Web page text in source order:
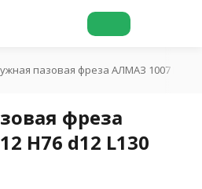
пазовая фреза АЛМАЗ 1007 D12
фреза
H76 d12 L130